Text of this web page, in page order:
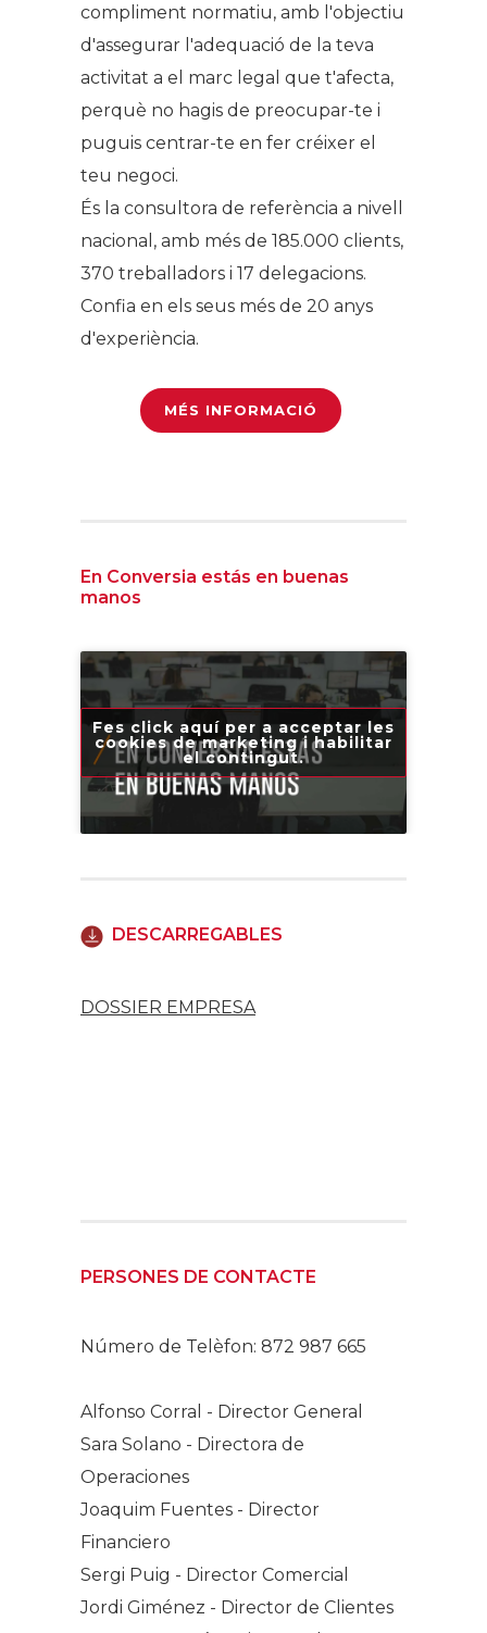
compliment normatiu, amb l'objectiu
d'assegurar l'adequació de la teva
activitat a el marc legal que t'afecta,
perquè no hagis de preocupar-te i
puguis centrar-te en fer créixer el
teu negoci.
És la consultora de referència a nivell
nacional, amb més de 185.000 clients,
370 treballadors i 17 delegacions.
Confia en els seus més de 20 anys
d'experiència.
MÉS INFORMACIÓ
En Conversia estás en buenas
manos
Fes click aquí per a acceptar les
cookies de marketing i habilitar
el contingut.
DESCARREGABLES
DOSSIER EMPRESA
PERSONES DE CONTACTE
Número de Telèfon: 872 987 665
Alfonso Corral - Director General
Sara Solano - Directora de
Operaciones
Joaquim Fuentes - Director
Financiero
Sergi Puig - Director Comercial
Jordi Giménez - Director de Clientes